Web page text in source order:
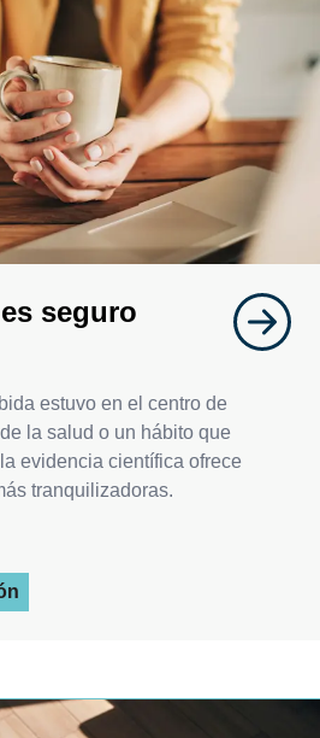
seguro
estuvo en el centro de
la salud o un hábito que
evidencia científica ofrece
tranquilizadoras.